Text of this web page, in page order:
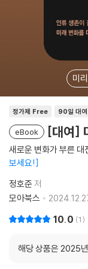
미
정가제 Free 90일 대여
eBook [대여]
새로운 변화가 부른 대
보세요!
정호준 저
모아북스
10.0 1
해당 상품은 2025